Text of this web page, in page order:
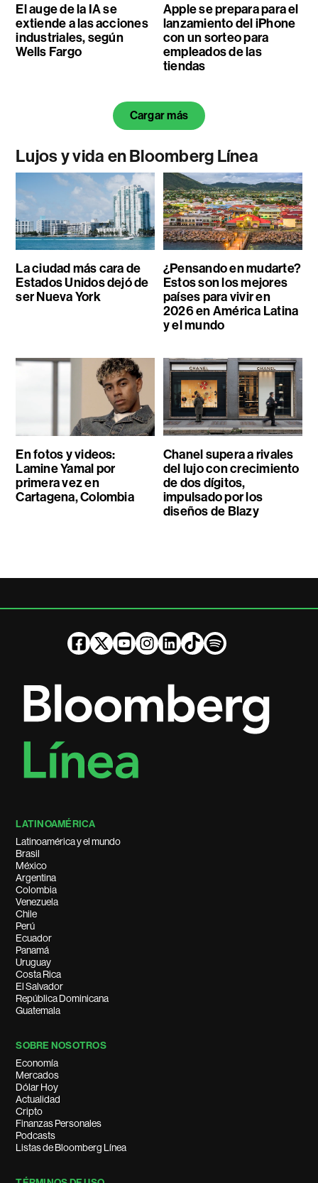
El auge de la IA se
extiende a las acciones
industriales, según
Wells Fargo
Apple se prepara para el
lanzamiento del iPhone
con un sorteo para
empleados de las
tiendas
Cargar más
Lujos y vida en Bloomberg Línea
La ciudad más cara de
Estados Unidos dejó de
ser Nueva York
¿Pensando en mudarte?
Estos son los mejores
países para vivir en
2026 en América Latina
y el mundo
En fotos y videos:
Lamine Yamal por
primera vez en
Cartagena, Colombia
Chanel supera a rivales
del lujo con crecimiento
de dos dígitos,
impulsado por los
diseños de Blazy
LATINOAMÉRICA
Latinoamérica y el mundo
Brasil
México
Argentina
Colombia
Venezuela
Chile
Perú
Ecuador
Panamá
Uruguay
Costa Rica
El Salvador
República Dominicana
Guatemala
SOBRE NOSOTROS
Economía
Mercados
Dólar Hoy
Actualidad
Cripto
Finanzas Personales
Podcasts
Listas de Bloomberg Línea